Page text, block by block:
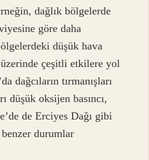
dağlık bölgelerde
göre daha
düşük hava
üzerinde çeşitli etkilere yol
dağcıların tırmanışları
düşük oksijen basıncı,
de Erciyes Dağı gibi
durumlar